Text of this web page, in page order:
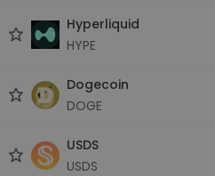
Hyperliquid
HYPE
Dogecoin
DOGE
USDS
USDS